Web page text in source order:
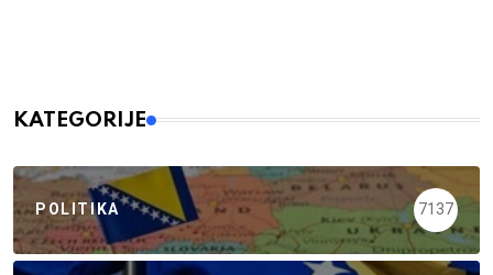
KATEGORIJE
POLITIKA 7137